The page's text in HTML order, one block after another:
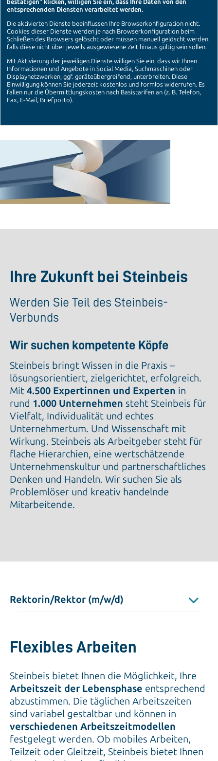
Ihre Zukunft bei Steinbeis
Werden Sie Teil des Steinbeis-
Verbunds
Wir suchen kompetente Köpfe
Steinbeis bringt Wissen in die Praxis –
lösungsorientiert, zielgerichtet, erfolgreich.
Mit 4.500 Expertinnen und Experten in
rund 1.000 Unternehmen steht Steinbeis für
Vielfalt, Individualität und echtes
Unternehmertum. Und Wissenschaft mit
Wirkung. Steinbeis als Arbeitgeber steht für
flache Hierarchien, eine wertschätzende
Unternehmenskultur und partnerschaftliches
Denken und Handeln. Wir suchen Sie als
Problemlöser und kreativ handelnde
Mitarbeitende.
Rektorin/Rektor (m/w/d)
Standort
Kontakt
Steinbeis-Hochschule GmbH
Flexibles Arbeiten
Steinbeis bietet Ihnen die Möglichkeit, Ihre
Arbeitszeit der Lebensphase entsprechend
abzustimmen. Die täglichen Arbeitszeiten
sind variabel gestaltbar und können in
verschiedenen Arbeitszeitmodellen
festgelegt werden. Ob mobiles Arbeiten,
Teilzeit oder Gleitzeit, Steinbeis bietet Ihnen